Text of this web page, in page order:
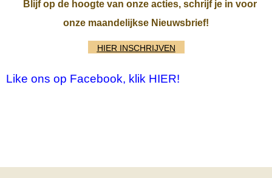
Blijf op de hoogte van onze acties, schrijf je in voor
onze maandelijkse Nieuwsbrief!
HIER INSCHRIJVEN
Like ons op Facebook, klik HIER!